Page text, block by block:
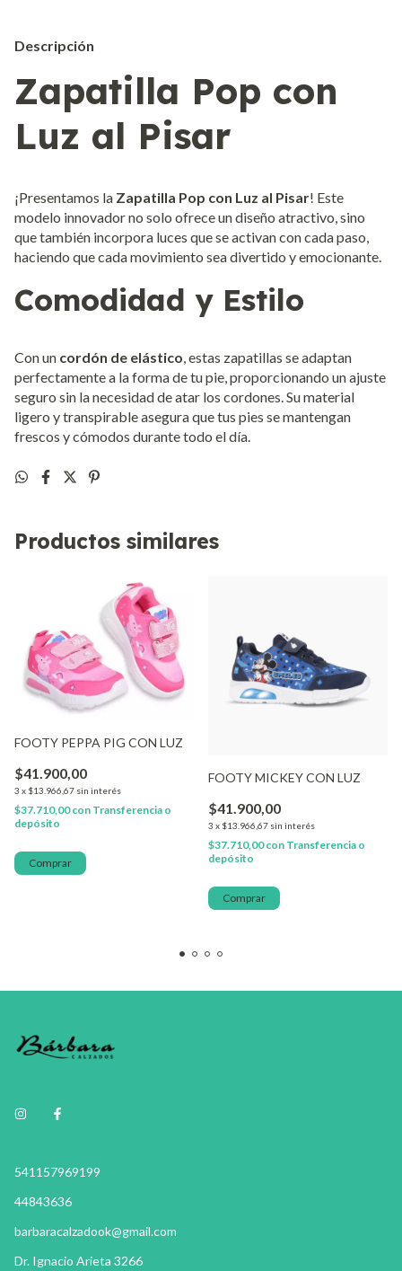
Descripción
Zapatilla Pop con
Luz al Pisar
¡Presentamos la Zapatilla Pop con Luz al Pisar! Este
modelo innovador no solo ofrece un diseño atractivo, sino
que también incorpora luces que se activan con cada paso,
haciendo que cada movimiento sea divertido y emocionante.
Comodidad y Estilo
Con un cordón de elástico, estas zapatillas se adaptan
perfectamente a la forma de tu pie, proporcionando un ajuste
seguro sin la necesidad de atar los cordones. Su material
ligero y transpirable asegura que tus pies se mantengan
frescos y cómodos durante todo el día.
Productos similares
FOOTY PEPPA PIG CON LUZ
$41.900,00
3 x $13.966,67 sin interés
$37.710,00con Transferencia o
depósito
Comprar
FOOTY MICKEY CON LUZ
$41.900,00
3 x $13.966,67 sin interés
$37.710,00con Transferencia o
depósito
Comprar
541157969199
44843636
barbaracalzadook@gmail.com
Dr. Ignacio Arieta 3266